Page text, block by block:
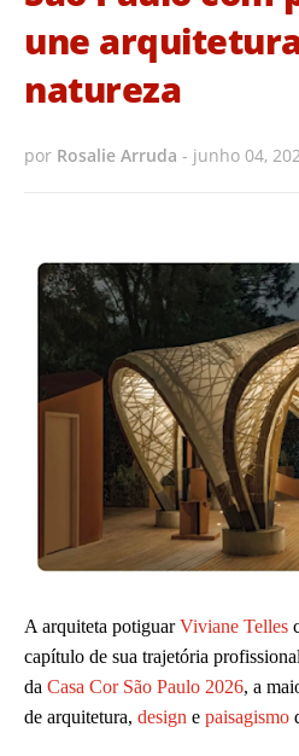
une
natureza
por Rosalie Arruda - junho 04,
A arquiteta potiguarViviane Telles
capítulo de sua trajetória
da Casa Cor São Paulo 2026, a
de arquitetura, design e paisagismo